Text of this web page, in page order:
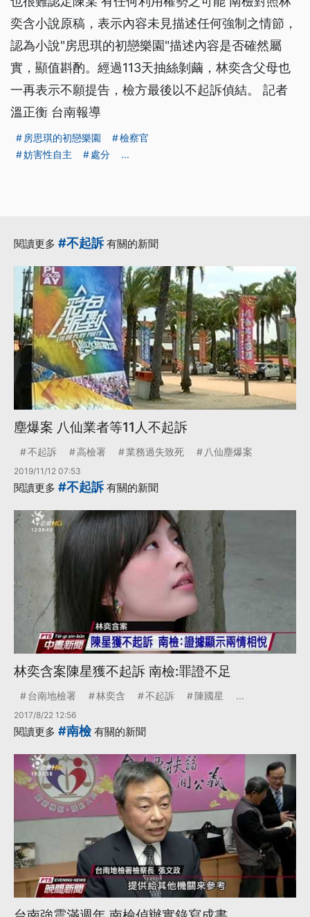
奕含小說原稿，表示內容未見描述任何強制之情節，
認為小說"房思琪的初戀樂園"描述內容是否確然屬
實，顯值斟酌。經過113天抽絲剝繭，林奕含父母也
一再表示不願提告，檢方最後以不起訴偵結。 記者
溫正衡 台南報導
房思琪的初戀樂園
檢察官
妨害性自主
處分 ...
閱讀更多 #不起訴有關的新聞
塵爆案 八仙業者等11人不起訴
不起訴 高檢署 業務過失致死 八仙塵爆案
2019/11/12 07:53
閱讀更多 #不起訴有關的新聞
林奕含案陳星獲不起訴 南檢:罪證不足
台南地檢署 林奕含 不起訴 陳國星 ...
2017/8/22 12:56
閱讀更多 #南檢有關的新聞